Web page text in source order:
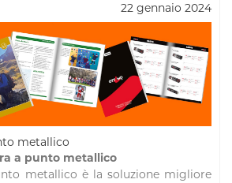
22 gennaio 2024
metallico
a punto metallico
metallico è la soluzione migliore